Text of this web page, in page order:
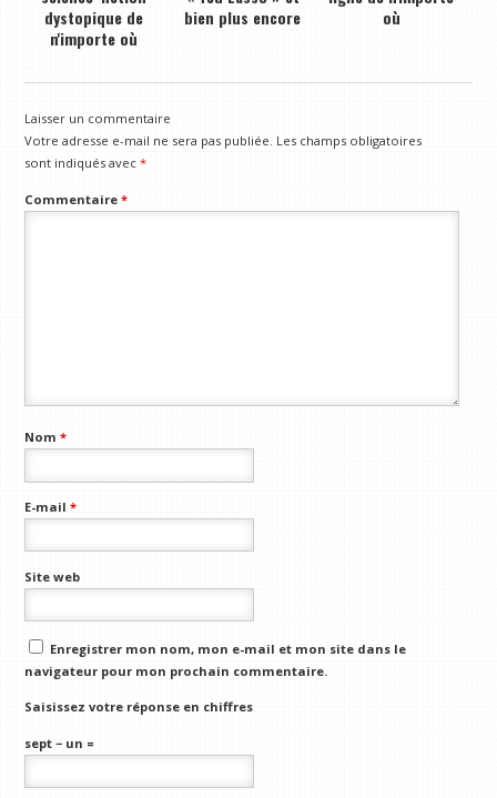
dystopique de
n'importe où
bien plus encore
où
Laisser un commentaire
Votre adresse e-mail ne sera pas publiée. Les champs obligatoires
sont indiqués avec*
Commentaire*
Nom*
E-mail*
Site web
Enregistrer mon nom, mon e-mail et mon site dans le
navigateur pour mon prochain commentaire.
Saisissez votre réponse en chiffres
sept − un =